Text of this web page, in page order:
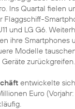
Ins Quartal fielen
Flaggschiff-
und LG G6.
ihre Smartphones
Modelle
zurückgreifen.
entwickelte
Euro